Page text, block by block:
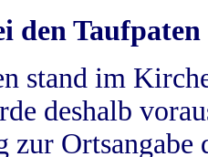
den Taufpaten
stand im
deshalb
zur